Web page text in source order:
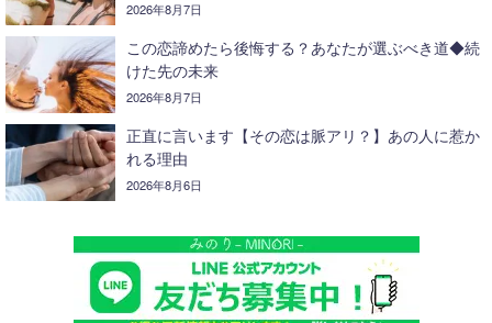
2026年8月7日
この恋諦めたら後悔する？あなたが選ぶべき道◆続
けた先の未来
2026年8月7日
正直に言います【その恋は脈アリ？】あの人に惹か
れる理由
2026年8月6日